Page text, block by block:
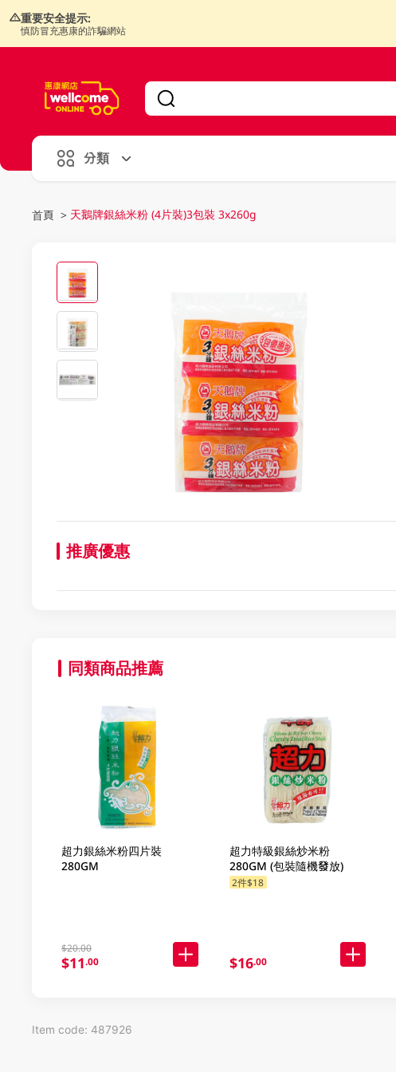
重要安全提示:
慎防冒充惠康的詐騙網站
分類
首頁 > 天鵝牌銀絲米粉 (4片裝)3包裝 3x260g
推廣優惠
同類商品推薦
超力銀絲米粉四片裝
280GM
$20.00
$11.00
超力特級銀絲炒米粉
280GM (包裝隨機發放)
2件$18
$16.00
Item code: 487926